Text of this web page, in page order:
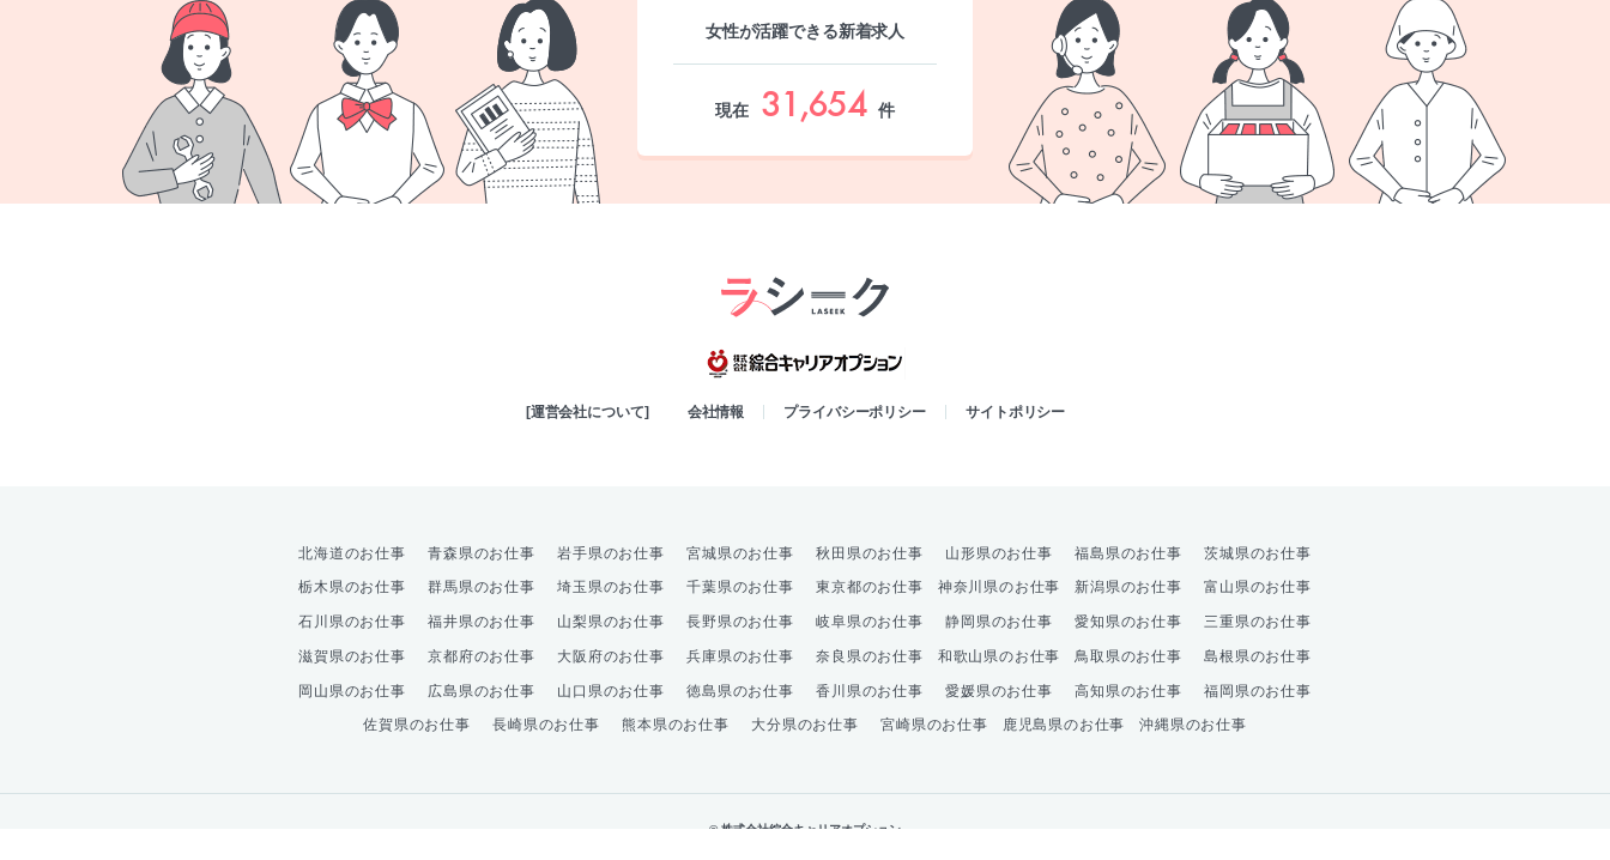
女性が活躍できる新着求人
現在 31,654 件
[運営会社について] 会社情報 プライバシーポリシー サイトポリシー
北海道のお仕事 青森県のお仕事 岩手県のお仕事 宮城県のお仕事 秋田県のお仕事 山形県のお仕事 福島県のお仕事 茨城県のお仕事
栃木県のお仕事 群馬県のお仕事 埼玉県のお仕事 千葉県のお仕事 東京都のお仕事 神奈川県のお仕事 新潟県のお仕事 富山県のお仕事
石川県のお仕事 福井県のお仕事 山梨県のお仕事 長野県のお仕事 岐阜県のお仕事 静岡県のお仕事 愛知県のお仕事 三重県のお仕事
滋賀県のお仕事 京都府のお仕事 大阪府のお仕事 兵庫県のお仕事 奈良県のお仕事 和歌山県のお仕事 鳥取県のお仕事 島根県のお仕事
岡山県のお仕事 広島県のお仕事 山口県のお仕事 徳島県のお仕事 香川県のお仕事 愛媛県のお仕事 高知県のお仕事 福岡県のお仕事
佐賀県のお仕事 長崎県のお仕事 熊本県のお仕事 大分県のお仕事 宮崎県のお仕事 鹿児島県のお仕事 沖縄県のお仕事
© 株式会社綜合キャリアオプション